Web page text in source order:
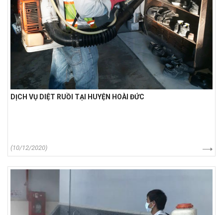
DỊCH VỤ DIỆT RUỒI TẠI HUYỆN HOÀI ĐỨC
(10/12/2020)